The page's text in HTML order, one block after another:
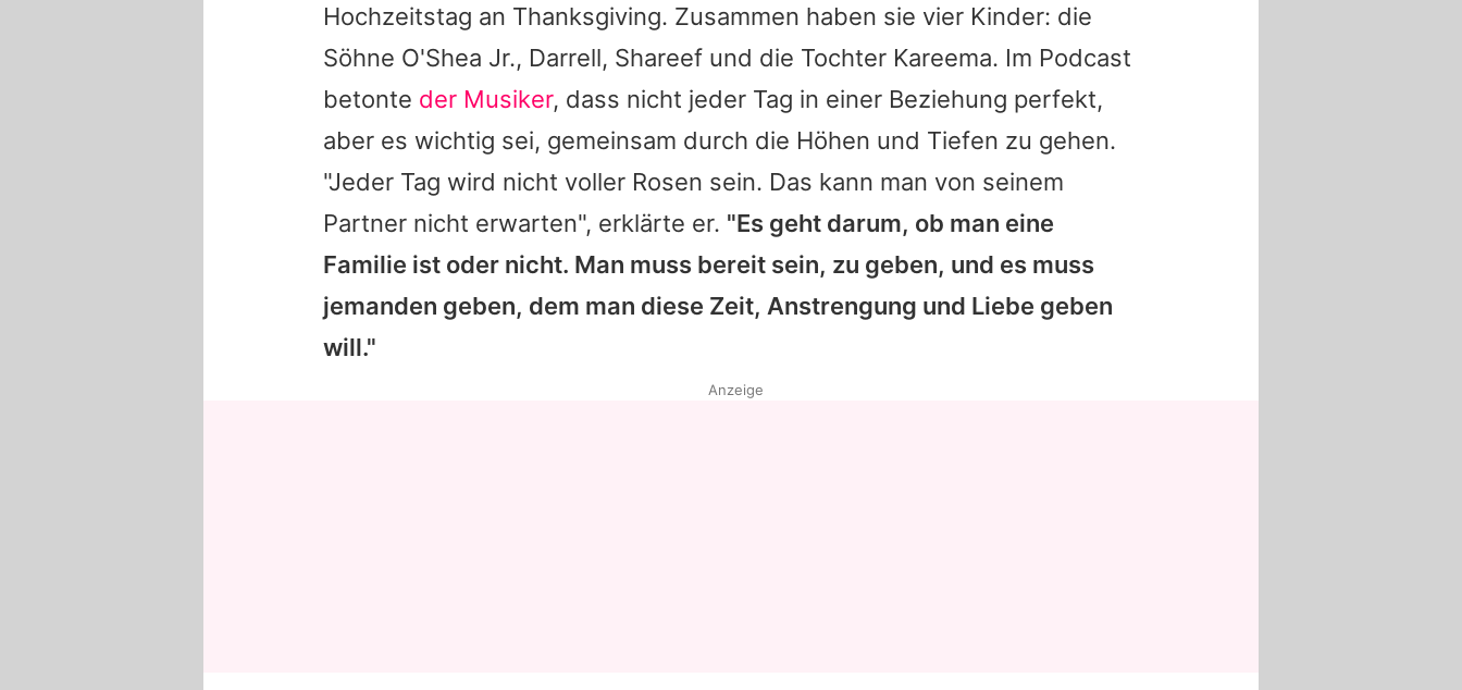
Hochzeitstag an Thanksgiving. Zusammen haben sie vier Kinder: die
Söhne O'Shea Jr., Darrell, Shareef und die Tochter Kareema. Im Podcast
betonte der Musiker, dass nicht jeder Tag in einer Beziehung perfekt,
aber es wichtig sei, gemeinsam durch die Höhen und Tiefen zu gehen.
"Jeder Tag wird nicht voller Rosen sein. Das kann man von seinem
Partner nicht erwarten", erklärte er. "Es geht darum, ob man eine
Familie ist oder nicht. Man muss bereit sein, zu geben, und es muss
jemanden geben, dem man diese Zeit, Anstrengung und Liebe geben
will."
Anzeige